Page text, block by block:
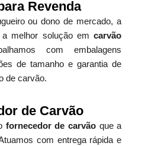
Revenda
ou dono de mercado, a
a melhor solução emcarvão
com embalagens
de tamanho e garantia de
de carvão.
de Carvão
fornecedor de carvão que a
com entrega rápida e